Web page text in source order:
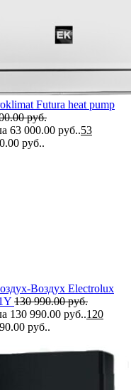
Futura heat pump
руб.
63 000.00 руб..53
руб..
Воздух Electrolux
130 990.00руб.
130 990.00 руб..120
руб..